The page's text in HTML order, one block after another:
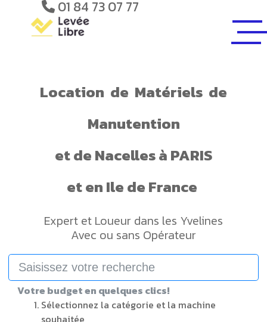
01 84 73 07 77
Location de Matériels de
Manutention
et deNacellesà PARIS
et en Ile de France
Expert et Loueur dans les Yvelines
Avec ou sans Opérateur
Votre budget en quelques clics!
Sélectionnez la catégorie et la machine
souhaitée